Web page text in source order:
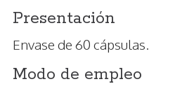
Presentación
Envase de 60 cápsulas.
Modo de empleo